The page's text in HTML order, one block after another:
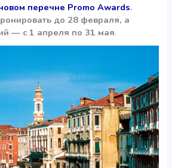
перечне Promo Awards.
до 28 февраля, а
— с 1 апреля по 31 мая.